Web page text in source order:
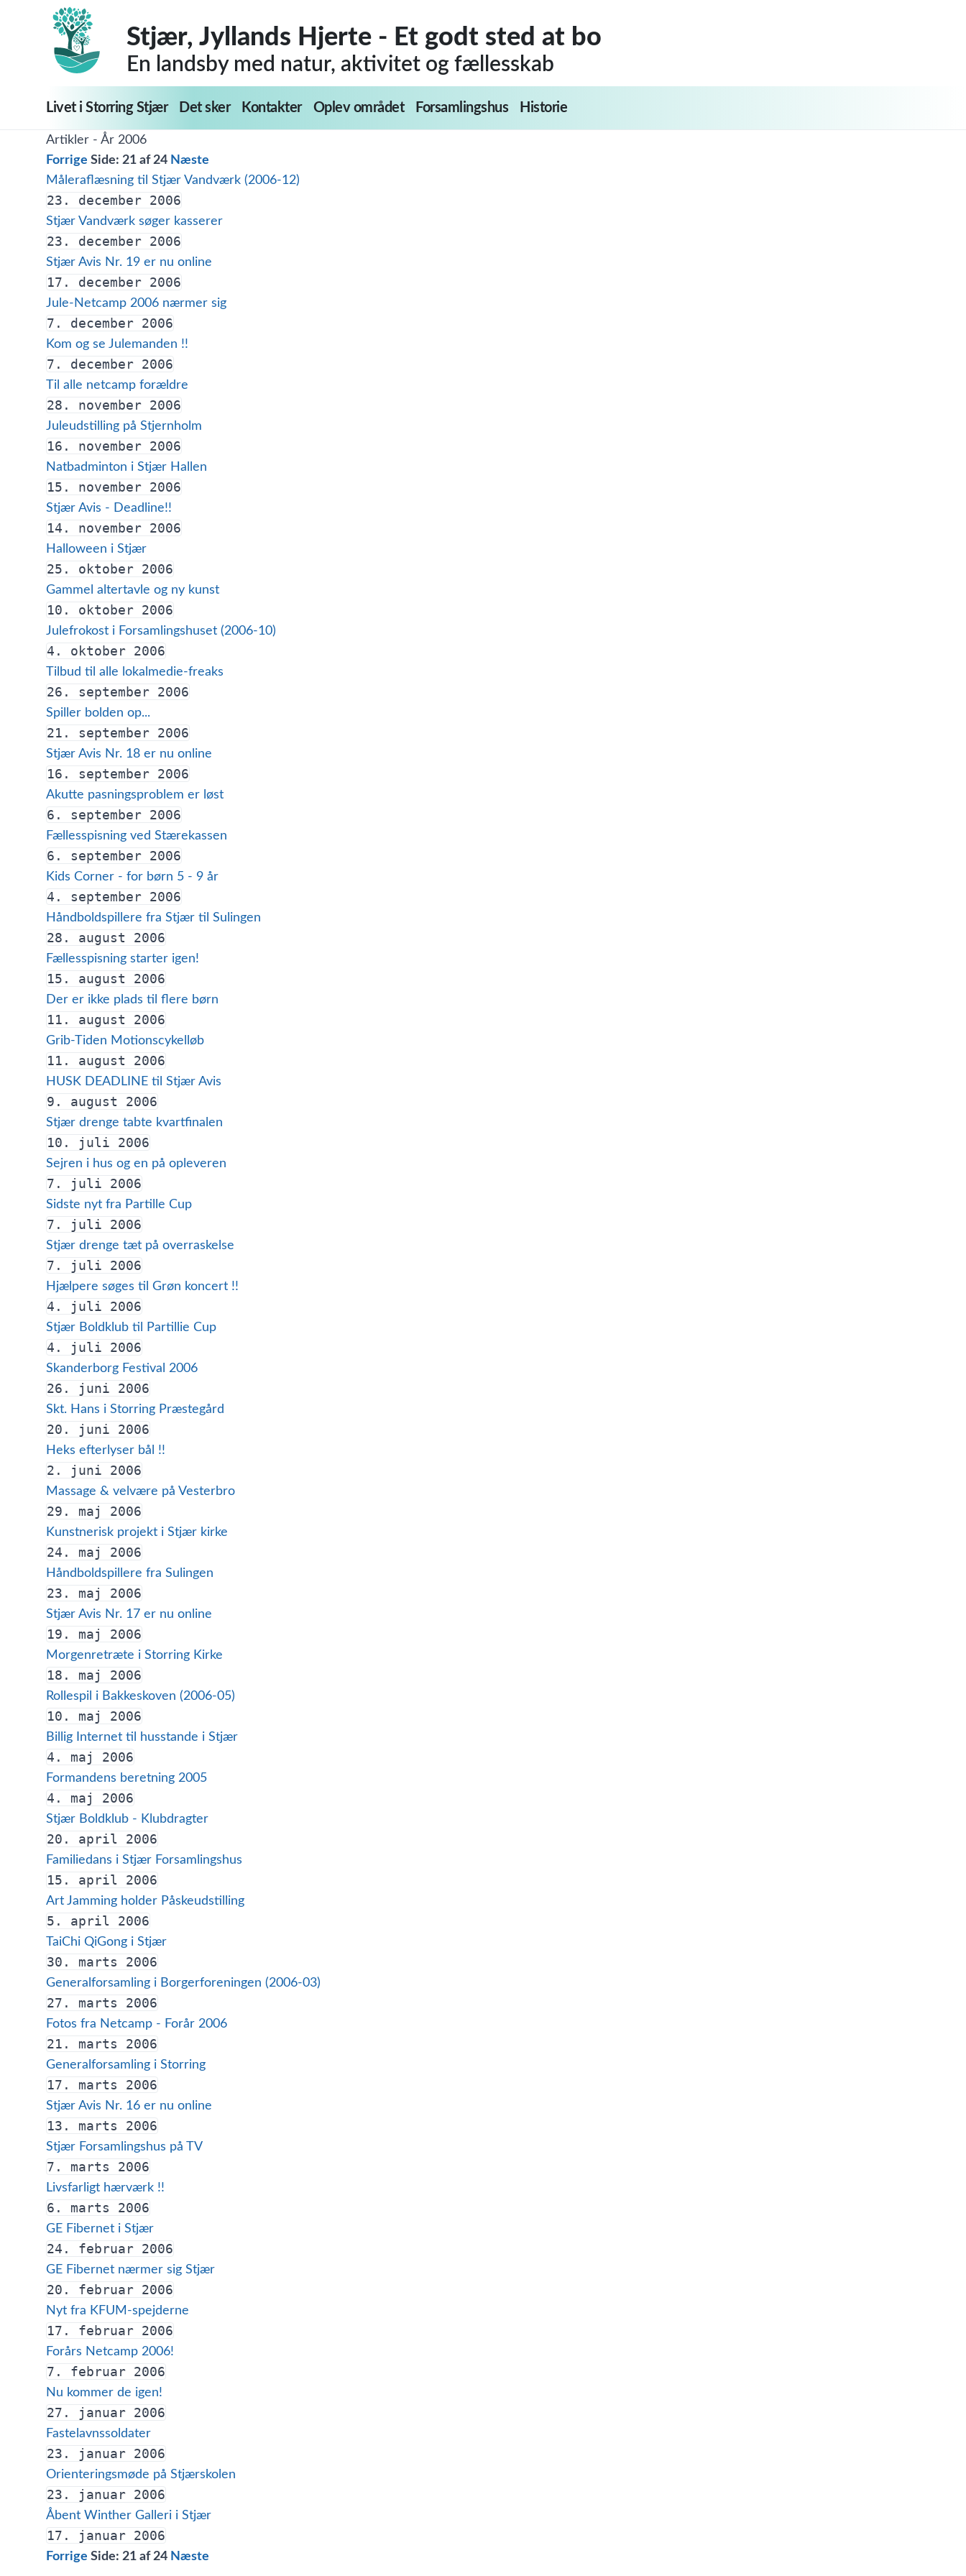
Stjær, Jyllands Hjerte - Et godt sted at bo
En landsby med natur, aktivitet og fællesskab
Livet i Storring Stjær Det sker Kontakter Oplev området Forsamlingshus Historie
Artikler - År 2006
Forrige Side: 21 af 24 Næste
Måleraflæsning til Stjær Vandværk (2006-12)
23. december 2006
Stjær Vandværk søger kasserer
23. december 2006
Stjær Avis Nr. 19 er nu online
17. december 2006
Jule-Netcamp 2006 nærmer sig
7. december 2006
Kom og se Julemanden !!
7. december 2006
Til alle netcamp forældre
28. november 2006
Juleudstilling på Stjernholm
16. november 2006
Natbadminton i Stjær Hallen
15. november 2006
Stjær Avis - Deadline!!
14. november 2006
Halloween i Stjær
25. oktober 2006
Gammel altertavle og ny kunst
10. oktober 2006
Julefrokost i Forsamlingshuset (2006-10)
4. oktober 2006
Tilbud til alle lokalmedie-freaks
26. september 2006
Spiller bolden op...
21. september 2006
Stjær Avis Nr. 18 er nu online
16. september 2006
Akutte pasningsproblem er løst
6. september 2006
Fællesspisning ved Stærekassen
6. september 2006
Kids Corner - for børn 5 - 9 år
4. september 2006
Håndboldspillere fra Stjær til Sulingen
28. august 2006
Fællesspisning starter igen!
15. august 2006
Der er ikke plads til flere børn
11. august 2006
Grib-Tiden Motionscykelløb
11. august 2006
HUSK DEADLINE til Stjær Avis
9. august 2006
Stjær drenge tabte kvartfinalen
10. juli 2006
Sejren i hus og en på opleveren
7. juli 2006
Sidste nyt fra Partille Cup
7. juli 2006
Stjær drenge tæt på overraskelse
7. juli 2006
Hjælpere søges til Grøn koncert !!
4. juli 2006
Stjær Boldklub til Partillie Cup
4. juli 2006
Skanderborg Festival 2006
26. juni 2006
Skt. Hans i Storring Præstegård
20. juni 2006
Heks efterlyser bål !!
2. juni 2006
Massage & velvære på Vesterbro
29. maj 2006
Kunstnerisk projekt i Stjær kirke
24. maj 2006
Håndboldspillere fra Sulingen
23. maj 2006
Stjær Avis Nr. 17 er nu online
19. maj 2006
Morgenretræte i Storring Kirke
18. maj 2006
Rollespil i Bakkeskoven (2006-05)
10. maj 2006
Billig Internet til husstande i Stjær
4. maj 2006
Formandens beretning 2005
4. maj 2006
Stjær Boldklub - Klubdragter
20. april 2006
Familiedans i Stjær Forsamlingshus
15. april 2006
Art Jamming holder Påskeudstilling
5. april 2006
TaiChi QiGong i Stjær
30. marts 2006
Generalforsamling i Borgerforeningen (2006-03)
27. marts 2006
Fotos fra Netcamp - Forår 2006
21. marts 2006
Generalforsamling i Storring
17. marts 2006
Stjær Avis Nr. 16 er nu online
13. marts 2006
Stjær Forsamlingshus på TV
7. marts 2006
Livsfarligt hærværk !!
6. marts 2006
GE Fibernet i Stjær
24. februar 2006
GE Fibernet nærmer sig Stjær
20. februar 2006
Nyt fra KFUM-spejderne
17. februar 2006
Forårs Netcamp 2006!
7. februar 2006
Nu kommer de igen!
27. januar 2006
Fastelavnssoldater
23. januar 2006
Orienteringsmøde på Stjærskolen
23. januar 2006
Åbent Winther Galleri i Stjær
17. januar 2006
Forrige Side: 21 af 24 Næste